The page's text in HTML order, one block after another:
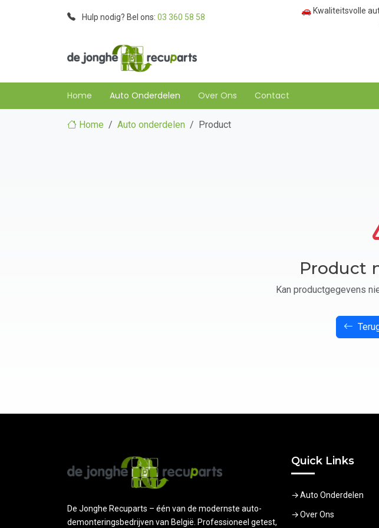
Hulp nodig? Bel ons: 03 360 58 58
🚗 Kwaliteitsvolle
Home Auto Onderdelen Over Ons Contact
Home Auto onderdelen Product
Product
Kan productgegevens
De Jonghe Recuparts – één van de modernste auto-
demonteringsbedrijven van België. Professioneel getest,
Quick Links
Auto Onderdelen
Over Ons